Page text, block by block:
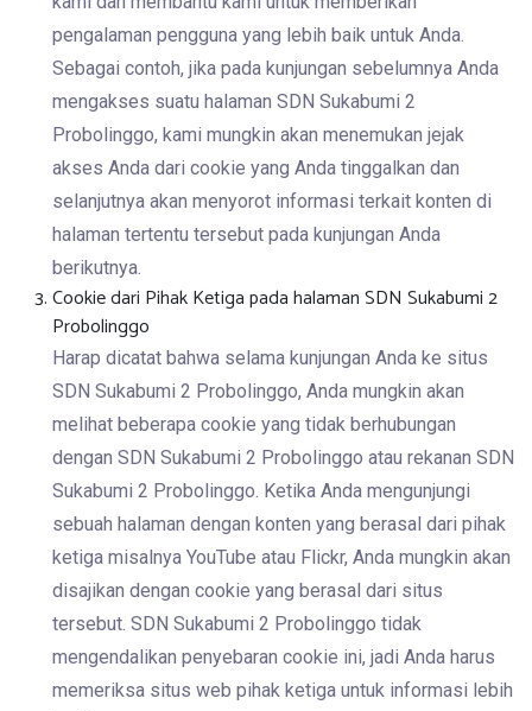
pengalaman pengguna yang lebih baik untuk Anda.
Sebagai contoh, jika pada kunjungan sebelumnya Anda
mengakses suatu halaman SDN Sukabumi 2
Probolinggo, kami mungkin akan menemukan jejak
akses Anda dari cookie yang Anda tinggalkan dan
selanjutnya akan menyorot informasi terkait konten di
halaman tertentu tersebut pada kunjungan Anda
berikutnya.
Cookie dari Pihak Ketiga pada halaman SDN Sukabumi 2
Probolinggo
Harap dicatat bahwa selama kunjungan Anda ke situs
SDN Sukabumi 2 Probolinggo, Anda mungkin akan
melihat beberapa cookie yang tidak berhubungan
dengan SDN Sukabumi 2 Probolinggo atau rekanan SDN
Sukabumi 2 Probolinggo. Ketika Anda mengunjungi
sebuah halaman dengan konten yang berasal dari pihak
ketiga misalnya YouTube atau Flickr, Anda mungkin akan
disajikan dengan cookie yang berasal dari situs
tersebut. SDN Sukabumi 2 Probolinggo tidak
mengendalikan penyebaran cookie ini, jadi Anda harus
memeriksa situs web pihak ketiga untuk informasi lebih